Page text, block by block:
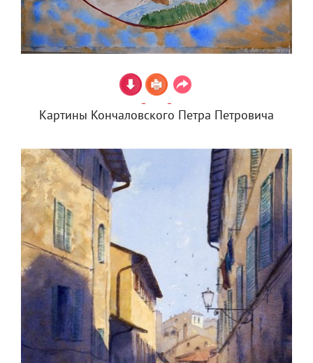
Картины Кончаловского Петра Петровича